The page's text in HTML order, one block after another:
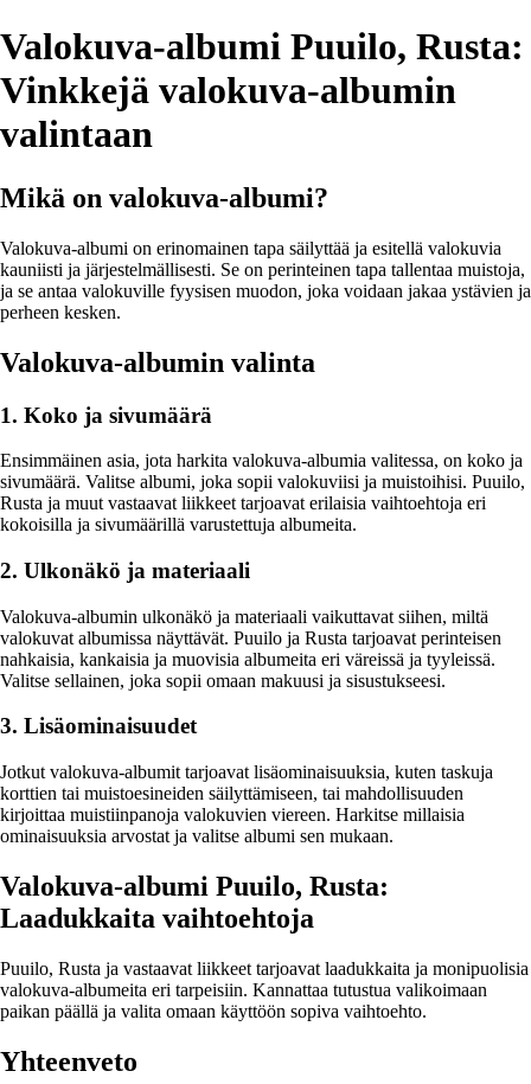
Valokuva-albumi Puuilo, Rusta:
Vinkkejä valokuva-albumin
valintaan
Mikä on valokuva-albumi?
Valokuva-albumi on erinomainen tapa säilyttää ja esitellä valokuvia
kauniisti ja järjestelmällisesti. Se on perinteinen tapa tallentaa muistoja,
ja se antaa valokuville fyysisen muodon, joka voidaan jakaa ystävien ja
perheen kesken.
Valokuva-albumin valinta
1. Koko ja sivumäärä
Ensimmäinen asia, jota harkita valokuva-albumia valitessa, on koko ja
sivumäärä. Valitse albumi, joka sopii valokuviisi ja muistoihisi. Puuilo,
Rusta ja muut vastaavat liikkeet tarjoavat erilaisia vaihtoehtoja eri
kokoisilla ja sivumäärillä varustettuja albumeita.
2. Ulkonäkö ja materiaali
Valokuva-albumin ulkonäkö ja materiaali vaikuttavat siihen, miltä
valokuvat albumissa näyttävät. Puuilo ja Rusta tarjoavat perinteisen
nahkaisia, kankaisia ja muovisia albumeita eri väreissä ja tyyleissä.
Valitse sellainen, joka sopii omaan makuusi ja sisustukseesi.
3. Lisäominaisuudet
Jotkut valokuva-albumit tarjoavat lisäominaisuuksia, kuten taskuja
korttien tai muistoesineiden säilyttämiseen, tai mahdollisuuden
kirjoittaa muistiinpanoja valokuvien viereen. Harkitse millaisia
ominaisuuksia arvostat ja valitse albumi sen mukaan.
Valokuva-albumi Puuilo, Rusta:
Laadukkaita vaihtoehtoja
Puuilo, Rusta ja vastaavat liikkeet tarjoavat laadukkaita ja monipuolisia
valokuva-albumeita eri tarpeisiin. Kannattaa tutustua valikoimaan
paikan päällä ja valita omaan käyttöön sopiva vaihtoehto.
Yhteenveto